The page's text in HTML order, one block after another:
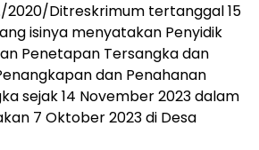
2020/Ditreskrimum tertanggal 15
isinya menyatakan Penyidik
Penetapan Tersangka dan
dan Penahanan
sejak 14 November 2023 dalam
7 Oktober 2023 di Desa